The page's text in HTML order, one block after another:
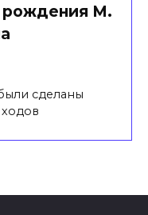
рождения М.
сделаны